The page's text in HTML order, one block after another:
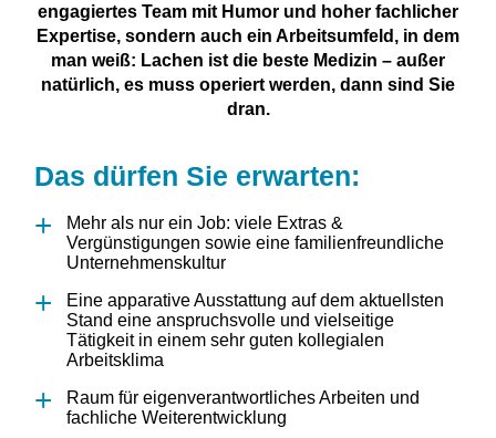
engagiertes Team mit Humor und hoher fachlicher
Expertise, sondern auch ein Arbeitsumfeld, in dem
man weiß: Lachen ist die beste Medizin – außer
natürlich, es muss operiert werden, dann sind Sie
dran.
Das dürfen Sie erwarten:
Mehr als nur ein Job: viele Extras &
Vergünstigungen sowie eine familienfreundliche
Unternehmenskultur
Eine apparative Ausstattung auf dem aktuellsten
Stand eine anspruchsvolle und vielseitige
Tätigkeit in einem sehr guten kollegialen
Arbeitsklima
Raum für eigenverantwortliches Arbeiten und
fachliche Weiterentwicklung